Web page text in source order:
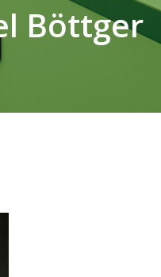
Böttger